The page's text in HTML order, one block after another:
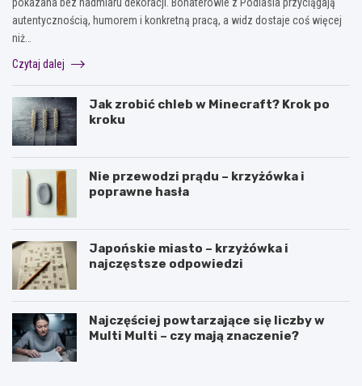
autentycznością, humorem i konkretną pracą, a widz dostaje coś więcej
niż…
Czytaj dalej
Jak zrobić chleb w Minecraft? Krok po
kroku
Nie przewodzi prądu – krzyżówka i
poprawne hasła
Japońskie miasto – krzyżówka i
najczęstsze odpowiedzi
Najczęściej powtarzające się liczby w
Multi Multi – czy mają znaczenie?
J
O